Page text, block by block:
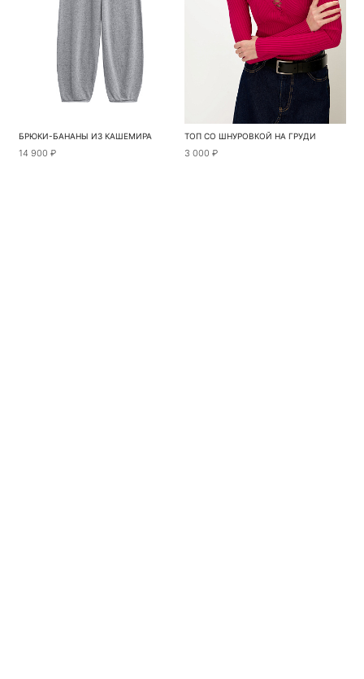
БРЮКИ-БАНАНЫ ИЗ КАШЕМИРА
14 900 ₽
ТОП СО ШНУРОВКОЙ НА ГРУДИ
3 000 ₽